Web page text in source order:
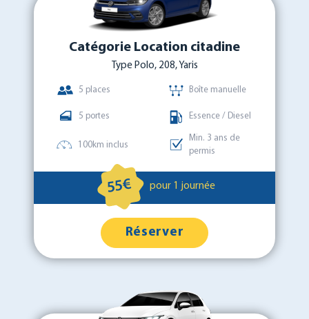
Catégorie Location citadine
Type Polo, 208, Yaris
5 places Boîte manuelle
5 portes Essence / Diesel
100km inclus
Min. 3 ans de
permis
55€ pour 1 journée
Réserver